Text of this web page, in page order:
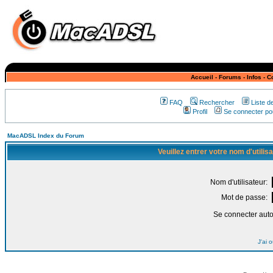
Accueil - Forums - Infos -
FAQ Rechercher
Liste
Profil
Se connecter
MacADSL Index du Forum
Veuillez entrer votre nom
Nom d'utilisateur:
Mot de passe:
Se connecter
J'ai